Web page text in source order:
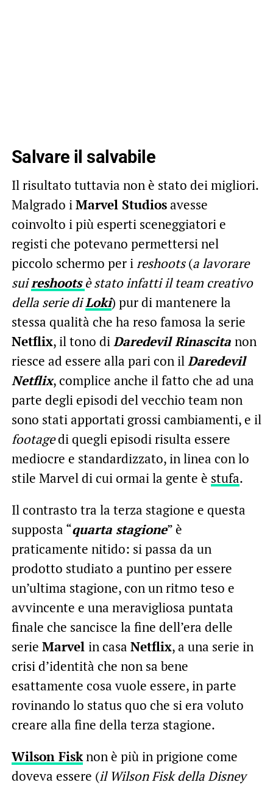
Salvare il salvabile
Il risultato tuttavia non è stato dei migliori.
Malgrado iMarvel Studiosavesse
coinvolto i più esperti sceneggiatori e
registi che potevano permettersi nel
piccolo schermo per ireshoots(a lavorare
suireshoots è stato infatti il team creativo
della serie diLoki) pur di mantenere la
stessa qualità che ha reso famosa la serie
Netflix, il tono diDaredevil Rinascita non
riesce ad essere alla pari con ilDaredevil
Netflix, complice anche il fatto che ad una
parte degli episodi del vecchio team non
sono stati apportati grossi cambiamenti, e il
footagedi quegli episodi risulta essere
mediocre e standardizzato, in linea con lo
stile Marvel di cui ormai la gente è stufa.
Il contrasto tra la terza stagione e questa
supposta “quarta stagione” è
praticamente nitido: si passa da un
prodotto studiato a puntino per essere
un’ultima stagione, con un ritmo teso e
avvincente e una meravigliosa puntata
finale che sancisce la fine dell’era delle
serie Marvel in casa Netflix, a una serie in
crisi d’identità che non sa bene
esattamente cosa vuole essere, in parte
rovinando lo status quo che si era voluto
creare alla fine della terza stagione.
Wilson Fisknon è più in prigione come
doveva essere (il Wilson Fisk della Disney